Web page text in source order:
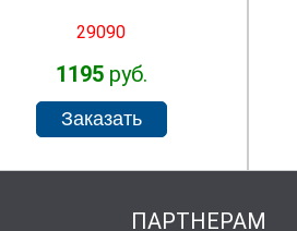
29090
1195руб.
ПАРТНЕРАМ